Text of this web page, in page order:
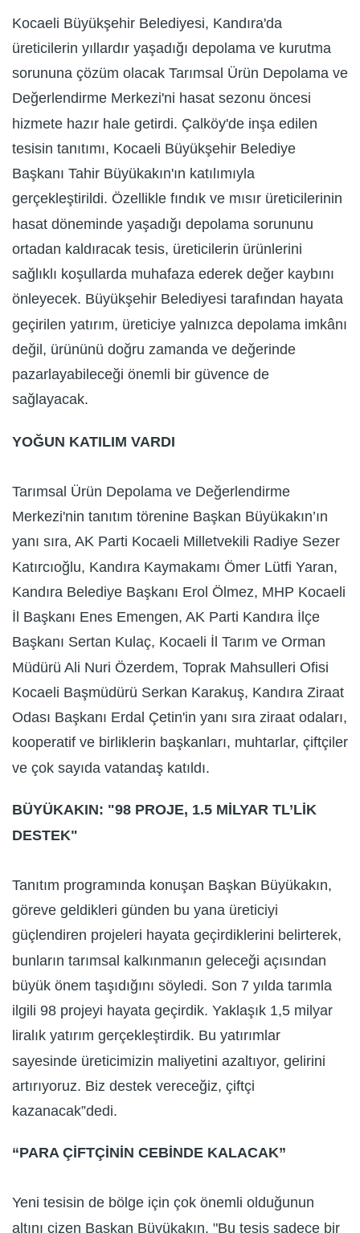
Kocaeli Büyükşehir Belediyesi, Kandıra'da
üreticilerin yıllardır yaşadığı depolama ve kurutma
sorununa çözüm olacak Tarımsal Ürün Depolama ve
Değerlendirme Merkezi'ni hasat sezonu öncesi
hizmete hazır hale getirdi. Çalköy'de inşa edilen
tesisin tanıtımı, Kocaeli Büyükşehir Belediye
Başkanı Tahir Büyükakın'ın katılımıyla
gerçekleştirildi. Özellikle fındık ve mısır üreticilerinin
hasat döneminde yaşadığı depolama sorununu
ortadan kaldıracak tesis, üreticilerin ürünlerini
sağlıklı koşullarda muhafaza ederek değer kaybını
önleyecek. Büyükşehir Belediyesi tarafından hayata
geçirilen yatırım, üreticiye yalnızca depolama imkânı
değil, ürününü doğru zamanda ve değerinde
pazarlayabileceği önemli bir güvence de
sağlayacak.
YOĞUN KATILIM VARDI
Tarımsal Ürün Depolama ve Değerlendirme
Merkezi'nin tanıtım törenine Başkan Büyükakın’ın
yanı sıra, AK Parti Kocaeli Milletvekili Radiye Sezer
Katırcıoğlu, Kandıra Kaymakamı Ömer Lütfi Yaran,
Kandıra Belediye Başkanı Erol Ölmez, MHP Kocaeli
İl Başkanı Enes Emengen, AK Parti Kandıra İlçe
Başkanı Sertan Kulaç, Kocaeli İl Tarım ve Orman
Müdürü Ali Nuri Özerdem, Toprak Mahsulleri Ofisi
Kocaeli Başmüdürü Serkan Karakuş, Kandıra Ziraat
Odası Başkanı Erdal Çetin'in yanı sıra ziraat odaları,
kooperatif ve birliklerin başkanları, muhtarlar, çiftçiler
ve çok sayıda vatandaş katıldı.
BÜYÜKAKIN: "98 PROJE, 1.5 MİLYAR TL’LİK
DESTEK"
Tanıtım programında konuşan Başkan Büyükakın,
göreve geldikleri günden bu yana üreticiyi
güçlendiren projeleri hayata geçirdiklerini belirterek,
bunların tarımsal kalkınmanın geleceği açısından
büyük önem taşıdığını söyledi. Son 7 yılda tarımla
ilgili 98 projeyi hayata geçirdik. Yaklaşık 1,5 milyar
liralık yatırım gerçekleştirdik. Bu yatırımlar
sayesinde üreticimizin maliyetini azaltıyor, gelirini
artırıyoruz. Biz destek vereceğiz, çiftçi
kazanacak”dedi.
“PARA ÇİFTÇİNİN CEBİNDE KALACAK”
Yeni tesisin de bölge için çok önemli olduğunun
altını çizen Başkan Büyükakın, "Bu tesis sadece bir